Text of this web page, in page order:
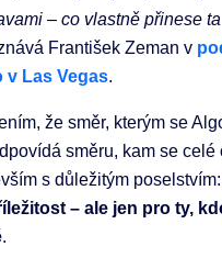
– co vlastně přinese ta
František Zeman v
v Las Vegas.
že směr, kterým se
směru, kam se celé
s důležitým poselstvím:
– ale jen pro ty,
.